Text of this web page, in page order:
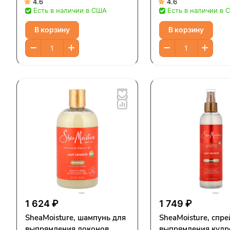
протеиновый комплекс,
237 мл (8 жидк. Унций)
4.6
Есть в наличии в США
В корзину
сухой кожи, для
поврежденных
мл (13 жидк. Унций)
4.6
Есть в наличии в
В корзину
1 624 ₽
SheaMoisture, шампунь для
1 749 ₽
SheaMoisture,